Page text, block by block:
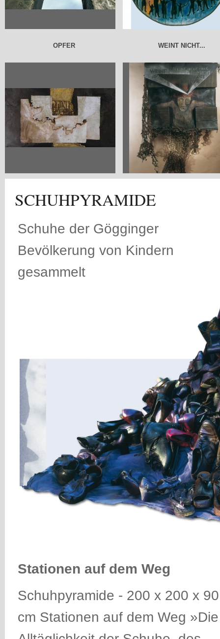
OPFER WEINT NICHT...
SCHUHPYRAMIDE
Schuhe der Gögginger
Bevölkerung von Kindern
gesammelt
Stationen auf dem Weg
Schuhpyramide - 200 x 200 x 90
cm Stationen auf dem Weg »Die